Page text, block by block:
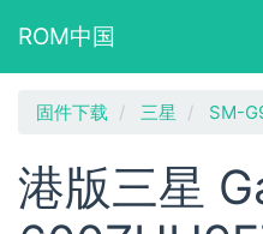
ROM中国
固件下载 三星 SM-
港版三星